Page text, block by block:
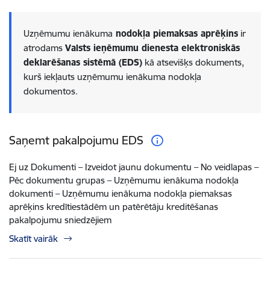
Uzņēmumu ienākuma nodokļa piemaksas aprēķins ir
atrodams Valsts ieņēmumu dienesta elektroniskās
deklarēšanas sistēmā (EDS) kā atsevišķs dokuments,
kurš iekļauts uzņēmumu ienākuma nodokļa
dokumentos.
Saņemt pakalpojumu EDS
Ej uz Dokumenti – Izveidot jaunu dokumentu – No veidlapas –
Pēc dokumentu grupas – Uzņēmumu ienākuma nodokļa
dokumenti – Uzņēmumu ienākuma nodokļa piemaksas
aprēķins kredītiestādēm un patērētāju kreditēšanas
pakalpojumu sniedzējiem
Skatīt vairāk